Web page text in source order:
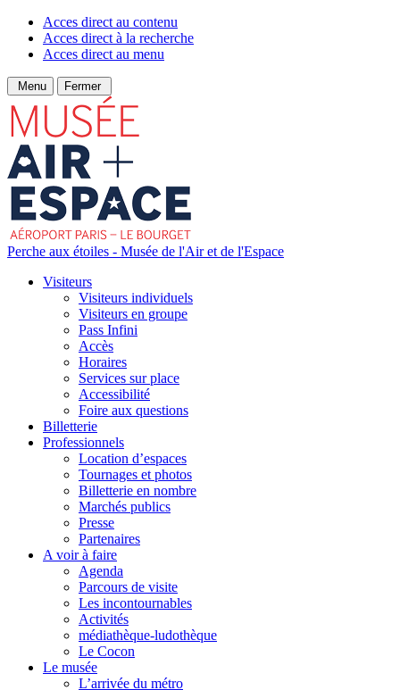
Acces direct au contenu
Acces direct à la recherche
Acces direct au menu
Menu Fermer
Perche aux étoiles - Musée de l'Air et de l'Espace
Visiteurs
Visiteurs individuels
Visiteurs en groupe
Pass Infini
Accès
Horaires
Services sur place
Accessibilité
Foire aux questions
Billetterie
Professionnels
Location d’espaces
Tournages et photos
Billetterie en nombre
Marchés publics
Presse
Partenaires
A voir à faire
Agenda
Parcours de visite
Les incontournables
Activités
médiathèque-ludothèque
Le Cocon
Le musée
L’arrivée du métro